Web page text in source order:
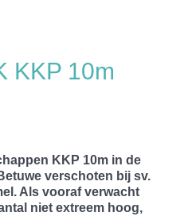
KKP 10m
KKP 10m in de
verschoten bij sv.
Als vooraf verwacht
niet extreem hoog,